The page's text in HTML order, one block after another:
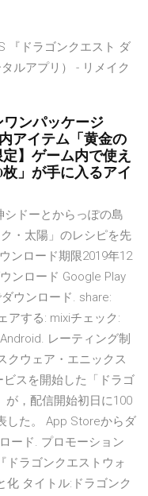
『ドラゴンクエスト ダ
ルアプリ） - リメイク
ワンパッケージ
アイテム「黄金の
定】ゲーム内で使え
」が手に入るアイ
シドーとからっぽの島
・太陽」のレシピを先
ンロード期限2019年12
ンロード Google Play
ウンロード. share:
アする: mixiチェック:
レーティング制
クウェア・エニックス
スを開始した「ドラゴ
が，配信開始初日に100
した。 App Storeからダ
ード. プロモーション
ドラゴンクエストウォ
化 タイトル:ドラゴンク